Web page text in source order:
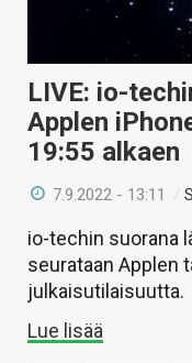
LIVE: io-
Applen
19:55 alkaen
7.9.2022 - 13:11 /
io-techin suorana
seurataan Applen
julkaisutilaisuutta.
Lue lisää